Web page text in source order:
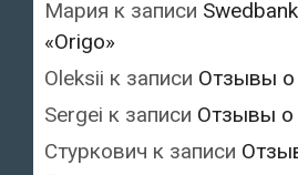
Мария к записи
«Origo»
Oleksii к записи Отзывы о
Sergei к записи Отзывы о
Стуркович к записи